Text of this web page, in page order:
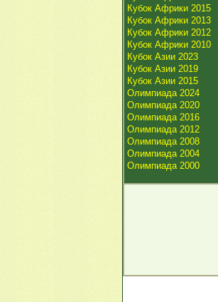
Кубок Африки 2015
Кубок Африки 2013
Кубок Африки 2012
Кубок Африки 2010
Кубок Азии 2023
Кубок Азии 2019
Кубок Азии 2015
Олимпиада 2024
Олимпиада 2020
Олимпиада 2016
Олимпиада 2012
Олимпиада 2008
Олимпиада 2004
Олимпиада 2000